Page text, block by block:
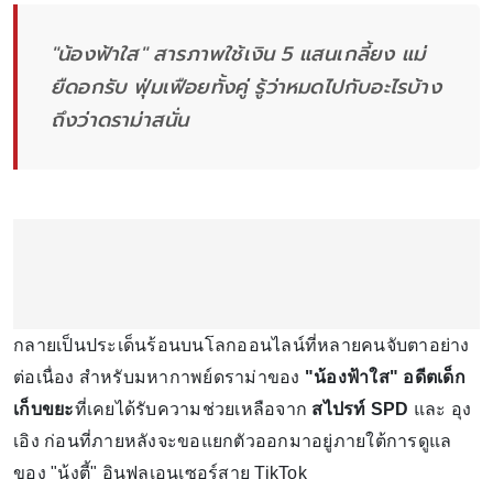
"น้องฟ้าใส" สารภาพใช้เงิน 5 แสนเกลี้ยง แม่
ยืดอกรับ ฟุ่มเฟือยทั้งคู่ รู้ว่าหมดไปกับอะไรบ้าง
ถึงว่าดราม่าสนั่น
กลายเป็นประเด็นร้อนบนโลกออนไลน์ที่หลายคนจับตาอย่าง
ต่อเนื่อง สำหรับมหากาพย์ดราม่าของ "น้องฟ้าใส" อดีตเด็ก
เก็บขยะที่เคยได้รับความช่วยเหลือจาก สไปรท์ SPD และ อุง
เอิง ก่อนที่ภายหลังจะขอแยกตัวออกมาอยู่ภายใต้การดูแล
ของ "นุ้งตี้" อินฟลูเอนเซอร์สาย TikTok